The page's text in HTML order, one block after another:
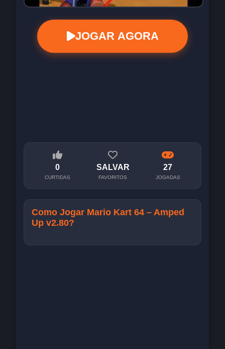
JOGAR AGORA
0
CURTIDAS
SALVAR
FAVORITOS
27
JOGADAS
Como Jogar Mario Kart 64 – Amped
Up v2.80?